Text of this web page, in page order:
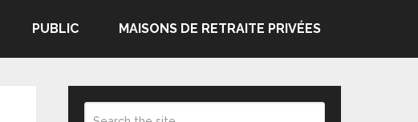
PUBLIC MAISONS DE RETRAITE PRIVÉES